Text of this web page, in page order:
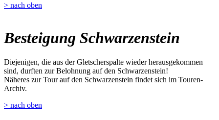
> nach oben
Besteigung Schwarzenstein
Diejenigen, die aus der Gletscherspalte wieder herausgekommen
sind, durften zur Belohnung auf den Schwarzenstein!
Näheres zur Tour auf den Schwarzenstein findet sich im Touren-
Archiv.
> nach oben